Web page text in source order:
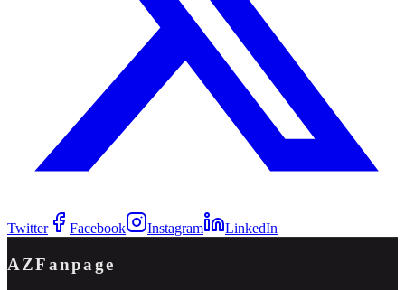
Twitter Facebook Instagram LinkedIn
AZFanpage